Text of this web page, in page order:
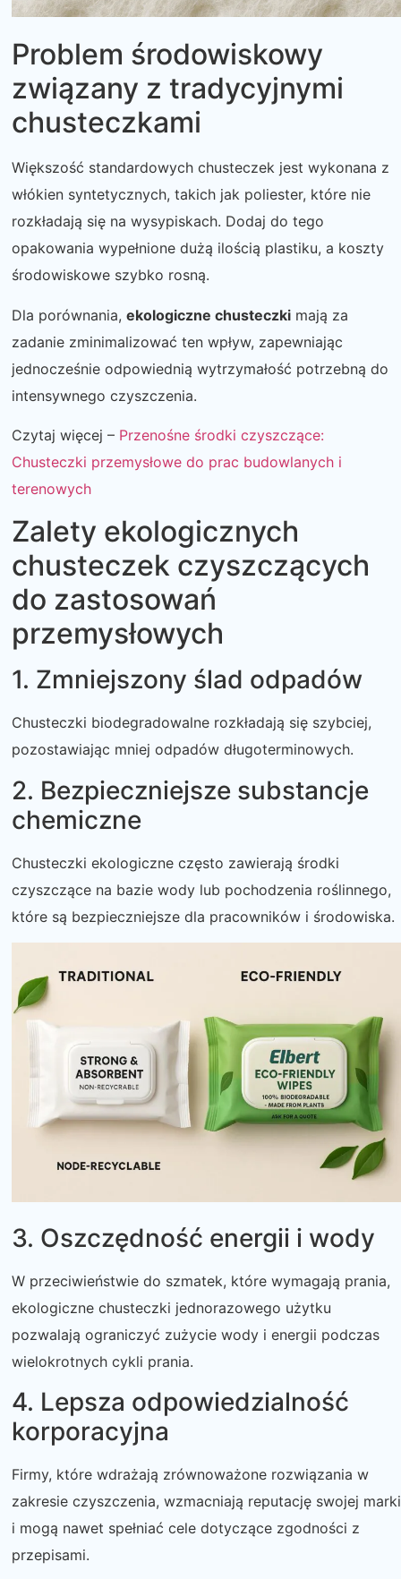
Problem środowiskowy
związany z tradycyjnymi
chusteczkami
Większość standardowych chusteczek jest wykonana z
włókien syntetycznych, takich jak poliester, które nie
rozkładają się na wysypiskach. Dodaj do tego
opakowania wypełnione dużą ilością plastiku, a koszty
środowiskowe szybko rosną.
Dla porównania, ekologiczne chusteczki mają za
zadanie zminimalizować ten wpływ, zapewniając
jednocześnie odpowiednią wytrzymałość potrzebną do
intensywnego czyszczenia.
Czytaj więcej – Przenośne środki czyszczące:
Chusteczki przemysłowe do prac budowlanych i
terenowych
Zalety ekologicznych
chusteczek czyszczących
do zastosowań
przemysłowych
1. Zmniejszony ślad odpadów
Chusteczki biodegradowalne rozkładają się szybciej,
pozostawiając mniej odpadów długoterminowych.
2. Bezpieczniejsze substancje
chemiczne
Chusteczki ekologiczne często zawierają środki
czyszczące na bazie wody lub pochodzenia roślinnego,
które są bezpieczniejsze dla pracowników i środowiska.
3. Oszczędność energii i wody
W przeciwieństwie do szmatek, które wymagają prania,
ekologiczne chusteczki jednorazowego użytku
pozwalają ograniczyć zużycie wody i energii podczas
wielokrotnych cykli prania.
4. Lepsza odpowiedzialność
korporacyjna
Firmy, które wdrażają zrównoważone rozwiązania w
zakresie czyszczenia, wzmacniają reputację swojej marki
i mogą nawet spełniać cele dotyczące zgodności z
przepisami.